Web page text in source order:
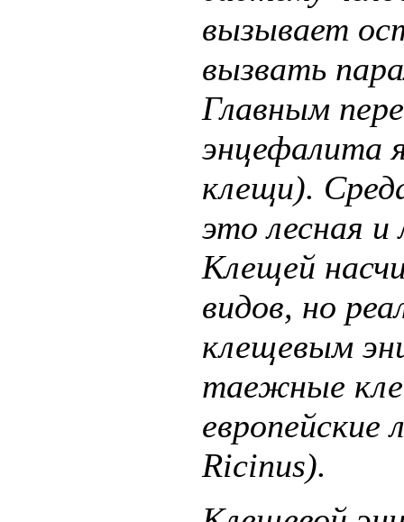
вызывает
вызвать
Главным
энцефалита
клещи).
это лесная и
Клещей
видов, но
клещевым
таежные
европейские
Ricinus).